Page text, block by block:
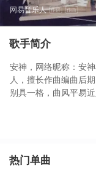
网易音乐人 作词 作曲
歌手简介
安神，网络昵称：安
人，擅长作曲编曲后
别具一格，曲风平易
表作有独立创作制作
热门单曲